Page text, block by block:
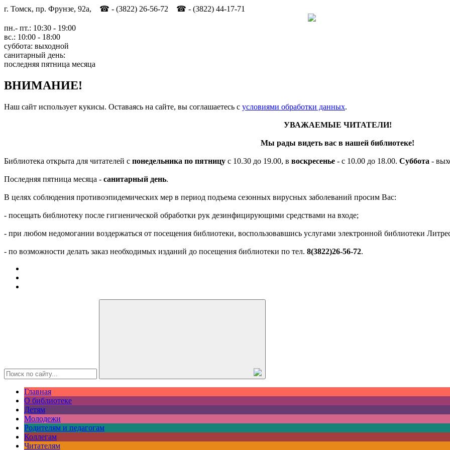
г. Томск, пр. Фрунзе, 92а, ☎ - (3822) 26-56-72 ☎ - (3822) 44-17-71
пн.- пт.: 10:30 - 19:00
вс.: 10:00 - 18:00
суббота: выходной
санитарный день:
последняя пятница месяца
ВНИМАНИЕ!
Наш сайт использует кукисы. Оставаясь на сайте, вы соглашаетесь c условиями обработки данных.
УВАЖАЕМЫЕ ЧИТАТЕЛИ!
Мы рады видеть вас в нашей библиотеке!
Библиотека открыта для читателей с понедельника по пятницу с 10.30 до 19.00, в воскресенье - с 10.00 до 18.00. Суббота -
Последняя пятница месяца - санитарный день.
В целях соблюдения противоэпидемических мер в период подъема сезонных вирусных заболеваний просим Вас:
- посещать библиотеку после гигиенической обработки рук дезинфицирующими средствами на входе;
- при любом недомогании воздержаться от посещения библиотеки, воспользовавшись услугами электронной библиотеки
- по возможности делать заказ необходимых изданий до посещения библиотеки по тел. 8(3822)26-56-72.
Главная
О библиотеке
Детям
Молодежи
Родителям и педагогам
Коллегам
Читателям